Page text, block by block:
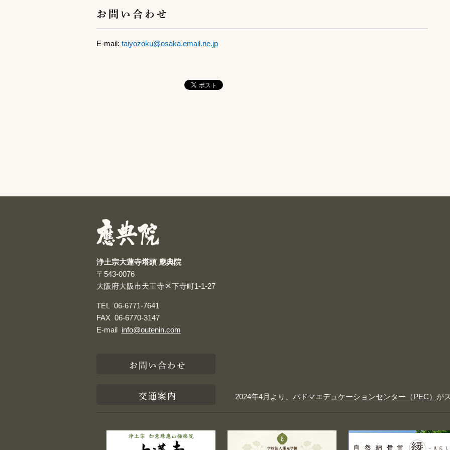
お問い合わせ
E-mail: taiyozoku@osaka.email.ne.jp
浄土宗大蓮寺塔頭 應典院
〒543-0076
大阪府大阪市天王寺区下寺町1-1-27
TEL 06-6771-7641
FAX 06-6770-3147
E-mail info@outenin.com
お問い合わせ
交通案内 2024年4月より、 パドマエデュケーションセンター（PEC） が